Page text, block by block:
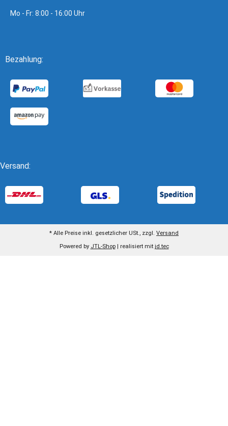
Mo - Fr: 8:00 - 16:00 Uhr
Bezahlung:
Versand:
* Alle Preise inkl. gesetzlicher USt., zzgl. Versand
Powered by JTL-Shop | realisiert mit jd.tec